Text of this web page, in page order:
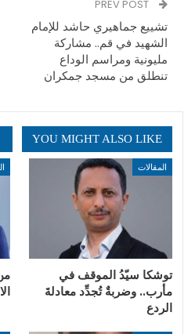
تشييع جماهيري حاشد للإمام
الشهيد في قم.. مشاركة
مليونية ومراسم الوداع
تنطلق من مسجد جمكران
YOU MIGHT ALSO LIKE
المقالات
توشكا سيّدُ الموقف في
مأرب.. وضربةٌ تُجدِّد معادلةَ
الردع